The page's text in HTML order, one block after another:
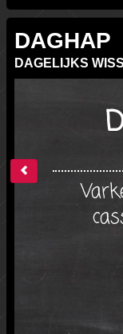
DAGHAP
DAGELIJKS